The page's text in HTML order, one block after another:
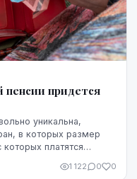
пенсии придется
уникальна,
в которых размер
платятся
1 122 0 0